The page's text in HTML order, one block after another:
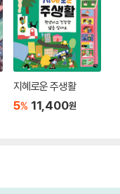
지혜로운 주생활
5% 11,400원